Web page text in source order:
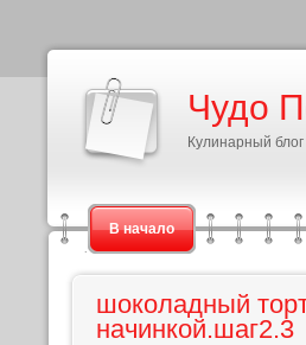
Чудо
Кулинарный
В начало
шоколадный
начинкой.шаг2.3